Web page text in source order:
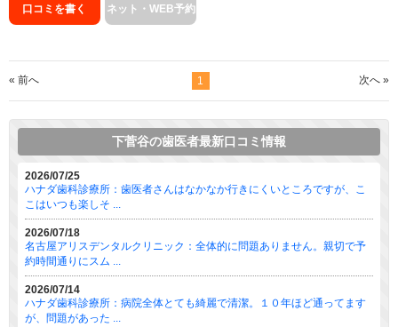
口コミを書く ネット・WEB予約
« 前へ 1 次へ »
下菅谷の歯医者最新口コミ情報
2026/07/25
ハナダ歯科診療所：歯医者さんはなかなか行きにくいところですが、こ
こはいつも楽しそ ...
2026/07/18
名古屋アリスデンタルクリニック：全体的に問題ありません。親切で予
約時間通りにスム ...
2026/07/14
ハナダ歯科診療所：病院全体とても綺麗で清潔。１０年ほど通ってます
が、問題があった ...